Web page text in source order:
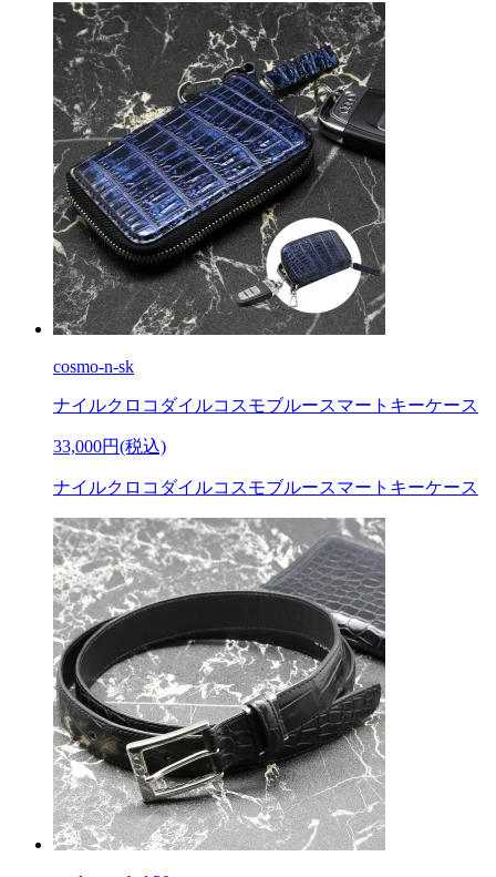
cosmo-n-sk
ナイルクロコダイルコスモブルースマートキーケース
33,000円(税込)
ナイルクロコダイルコスモブルースマートキーケース